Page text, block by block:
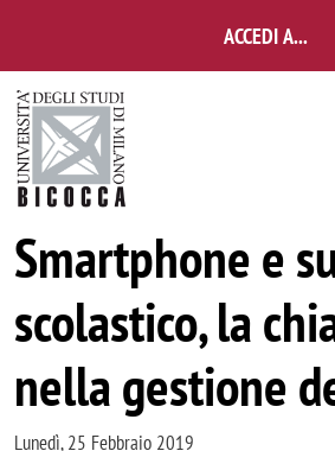
ACCEDI A...
Smartphone e
scolastico, la
nella gestione
Lunedì, 25 Febbraio 2019